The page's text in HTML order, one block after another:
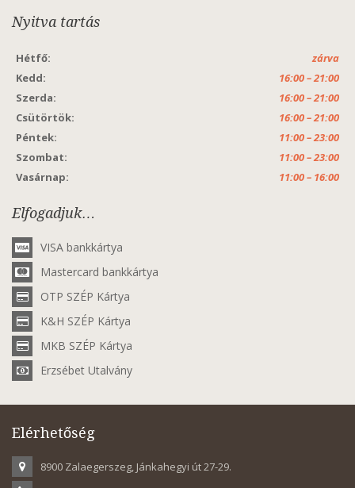
Nyitva tartás
Hétfő:
zárva
Kedd:
16:00 – 21:00
Szerda:
16:00 – 21:00
Csütörtök:
16:00 – 21:00
Péntek:
11:00 – 23:00
Szombat:
11:00 – 23:00
Vasárnap:
11:00 – 16:00
Elfogadjuk…
VISA bankkártya
Mastercard bankkártya
OTP SZÉP Kártya
K&H SZÉP Kártya
MKB SZÉP Kártya
Erzsébet Utalvány
Elérhetőség
8900 Zalaegerszeg, Jánkahegyi út 27-29.